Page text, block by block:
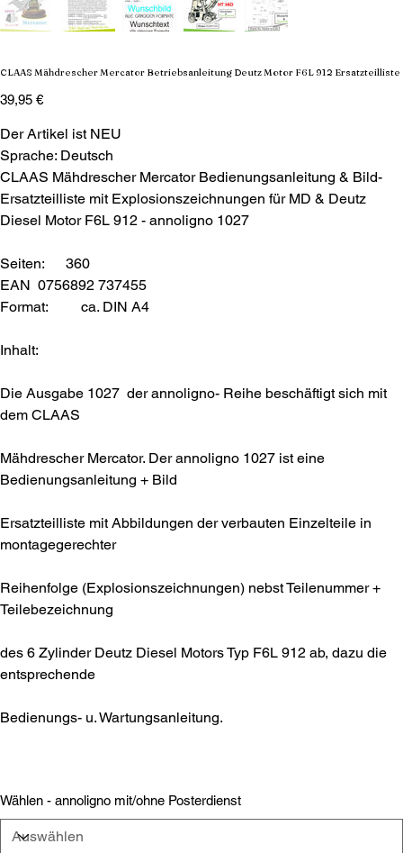
CLAAS Mähdrescher Mercator Betriebsanleitung Deutz Motor F6L 912 Ersatzteilliste
Preis
39,95 €
Der Artikel ist NEU
Sprache: Deutsch
CLAAS Mähdrescher Mercator Bedienungsanleitung & Bild-
Ersatzteilliste mit Explosionszeichnungen für MD & Deutz
Diesel Motor F6L 912 - annoligno 1027
Seiten: 360
EAN 0756892 737455
Format: ca. DIN A4
Inhalt:
Die Ausgabe 1027 der annoligno- Reihe beschäftigt sich mit
dem CLAAS
Mähdrescher Mercator. Der annoligno 1027 ist eine
Bedienungsanleitung + Bild
Ersatzteilliste mit Abbildungen der verbauten Einzelteile in
montagegerechter
Reihenfolge (Explosionszeichnungen) nebst Teilenummer +
Teilebezeichnung
des 6 Zylinder Deutz Diesel Motors Typ F6L 912 ab, dazu die
entsprechende
Bedienungs- u. Wartungsanleitung.
Wählen - annoligno mit/ohne Posterdienst